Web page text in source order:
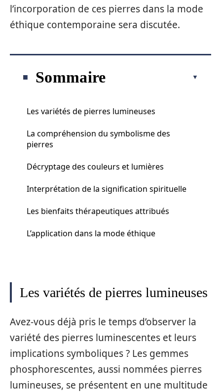
l’incorporation de ces pierres dans la mode
éthique contemporaine sera discutée.
Sommaire
Les variétés de pierres lumineuses
La compréhension du symbolisme des
pierres
Décryptage des couleurs et lumières
Interprétation de la signification spirituelle
Les bienfaits thérapeutiques attribués
L’application dans la mode éthique
Les variétés de pierres lumineuses
Avez-vous déjà pris le temps d’observer la
variété des pierres luminescentes et leurs
implications symboliques ? Les gemmes
phosphorescentes, aussi nommées pierres
lumineuses, se présentent en une multitude